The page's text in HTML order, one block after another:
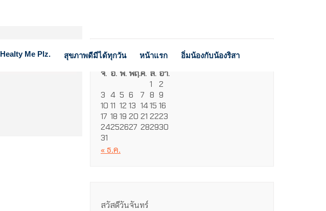
Healty Me Plz. สุขภาพดีมีได้ทุกวัน หน้าแรก อิ่มน้องกับน้องริสา
สิงหาคม 2026
จ. อ. พ.พฤ.ศ. ส. อา.
1
2
3 4 5 6 7 8 9
10 11 12 13 1415 16
17 18 19 20 21 2223
24252627 282930
31
« ธ.ค.
สวัสดีวันจันทร์